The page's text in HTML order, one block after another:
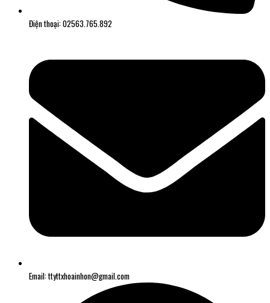
Điện thoại: 02563.765.892
Email: ttyttxhoainhon@gmail.com